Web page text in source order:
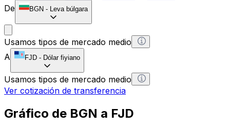
De
BGN - Leva búlgara
Usamos tipos de mercado medio
A
FJD - Dólar fiyiano
Usamos tipos de mercado medio
Ver cotización de transferencia
Gráfico de BGN a FJD